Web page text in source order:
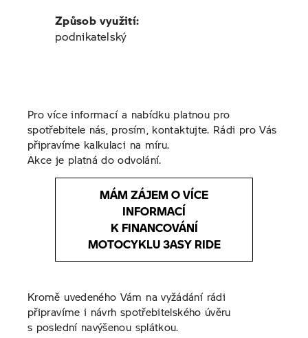
Způsob využití:
podnikatelský
Pro více informací a nabídku platnou pro
spotřebitele nás, prosím, kontaktujte. Rádi pro Vás
připravíme kalkulaci na míru.
Akce je platná do odvolání.
MÁM ZÁJEM O VÍCE
INFORMACÍ
K FINANCOVÁNÍ
MOTOCYKLU 3ASY RIDE
Kromě uvedeného Vám na vyžádání rádi
připravíme i návrh spotřebitelského úvěru
s poslední navýšenou splátkou.